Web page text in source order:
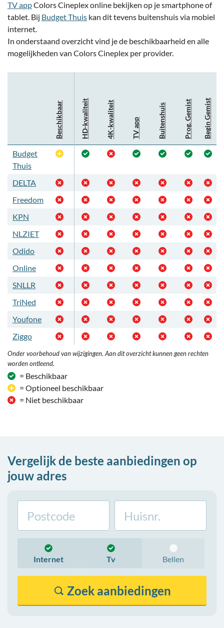
TV appColors Cineplex online bekijken op je smartphone of
tablet. Bij Budget Thuis kan dit tevens buitenshuis via mobiel
internet.
In onderstaand overzicht vind je de beschikbaarheid en alle
mogelijkheden van Colors Cineplex per provider.
Beschikbaar HD-kwaliteit 4K-kwaliteit TV app Buitenshuis Prog. Gemist Begin Gemist
Budget
Thuis
Optioneel
DELTA
Freedom
KPN
NLZIET
Odido
Online
SNLLR
TriNed
Youfone
Ziggo
Onder voorbehoud van wijzigingen. Aan dit overzicht kunnen geen rechten
worden ontleend.
= Beschikbaar
= Optioneel beschikbaar
= Niet beschikbaar
Vergelijk de beste aanbiedingen op
jouw adres
Internet Tv Bellen
Zoek aanbiedingen